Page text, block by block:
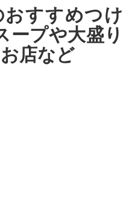
おすすめつけ
ープや大盛り
店など